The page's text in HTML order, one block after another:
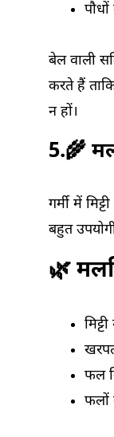
बेल वाली
करते हैं
न हों।
5.🌾
गर्मी में
बहुत
🌿
फल
फलों